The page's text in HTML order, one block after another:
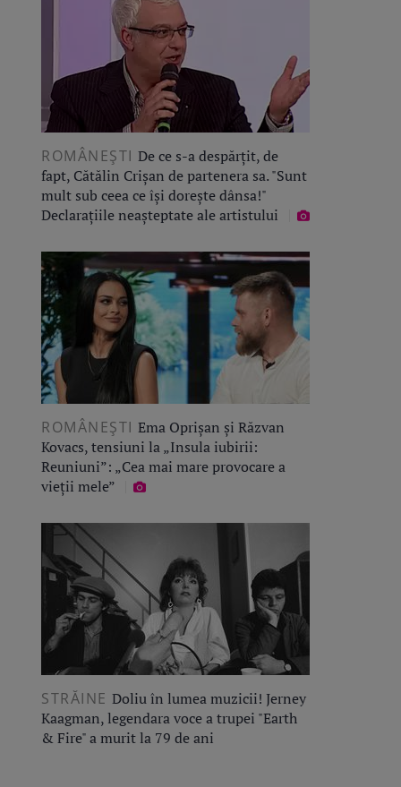
ROMÂNEŞTI De ce s-a despărțit, de
fapt, Cătălin Crișan de partenera sa. "Sunt
mult sub ceea ce își dorește dânsa!"
Declarațiile neașteptate ale artistului
ROMÂNEŞTI Ema Oprișan și Răzvan
Kovacs, tensiuni la „Insula iubirii:
Reuniuni”: „Cea mai mare provocare a
vieții mele”
STRĂINE Doliu în lumea muzicii! Jerney
Kaagman, legendara voce a trupei "Earth
& Fire" a murit la 79 de ani